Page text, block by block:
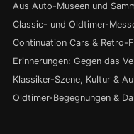
Aus Auto-Museen und
Classic- und Oldtimer-
Continuation Cars & Retro-
Erinnerungen: Gegen das
Klassiker-Szene, Kultur &
Oldtimer-Begegnungen &